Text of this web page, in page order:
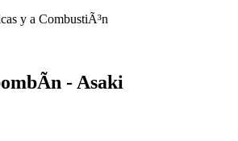
y a CombustiÃ³n
- Asaki